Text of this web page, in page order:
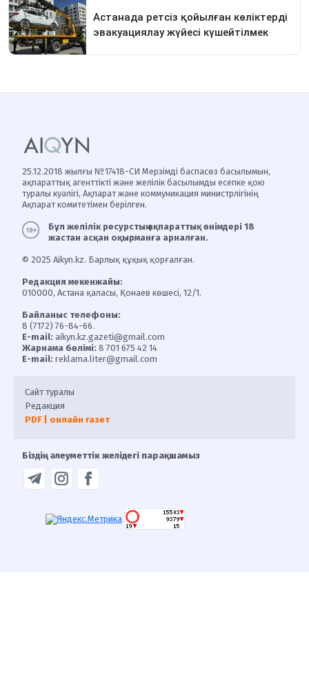
25.12.2018 жылғы №17418-СИ Мерзімді баспасөз басылымын,
ақпараттық агенттікті және желілік басылымды есепке қою
туралы куәлігі, Ақпарат және коммуникация министрлігінің
Ақпарат комитетімен берілген.
Бұл желілік ресурстың ақпараттық өнімдері 18
жастан асқан оқырманға арналған.
© 2025 Aikyn.kz. Барлық құқық қорғалған.
Редакция мекенжайы:
010000, Астана қаласы, Қонаев көшесі, 12/1.
Байланыс телефоны:
8 (7172) 76-84-66.
E-mail: aikyn.kz.gazeti@gmail.com
Жарнама бөлімі: 8 701 675 42 14
E-mail: reklama.liter@gmail.com
Сайт туралы
Редакция
PDF | онлайн газет
Біздің әлеуметтік желідегі парақшамыз